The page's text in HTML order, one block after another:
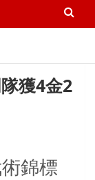
獲4金2
錦標